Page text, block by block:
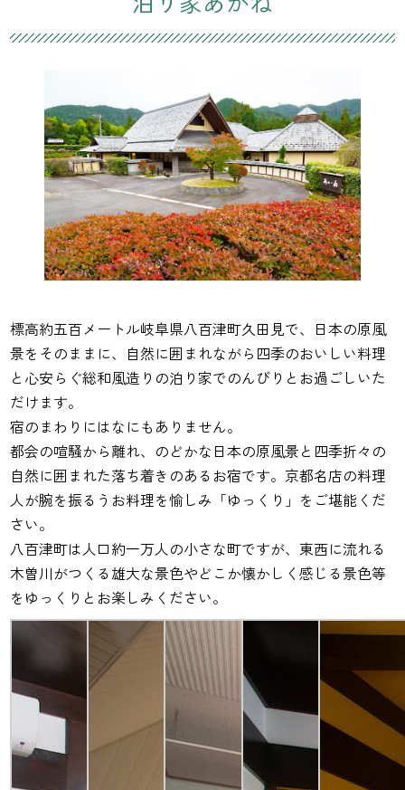
標高約五百メートル岐阜県八百津町久田見で、日本の原風
景をそのままに、自然に囲まれながら四季のおいしい料理
と心安らぐ総和風造りの泊り家でのんびりとお過ごしいた
だけます。
宿のまわりにはなにもありません。
都会の喧騒から離れ、のどかな日本の原風景と四季折々の
自然に囲まれた落ち着きのあるお宿です。京都名店の料理
人が腕を振るうお料理を愉しみ「ゆっくり」をご堪能くだ
さい。
八百津町は人口約一万人の小さな町ですが、東西に流れる
木曽川がつくる雄大な景色やどこか懐かしく感じる景色等
をゆっくりとお楽しみください。